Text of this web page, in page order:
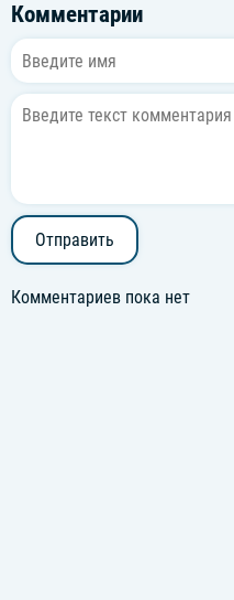
Комментарии
Отправить
Комментариев пока нет